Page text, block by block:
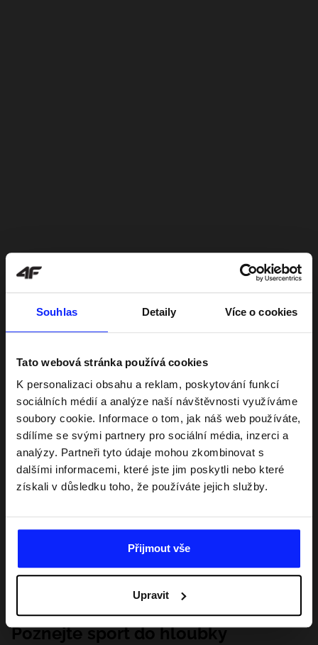
Souhlas Detaily Více o cookies
Tato webová stránka používá cookies
K personalizaci obsahu a reklam, poskytování funkcí
sociálních médií a analýze naší návštěvnosti využíváme
soubory cookie. Informace o tom, jak náš web používáte,
sdílíme se svými partnery pro sociální média, inzerci a
analýzy. Partneři tyto údaje mohou zkombinovat s
dalšími informacemi, které jste jim poskytli nebo které
získali v důsledku toho, že používáte jejich služby.
Přijmout vše
Upravit
Poznejte sport do hloubky